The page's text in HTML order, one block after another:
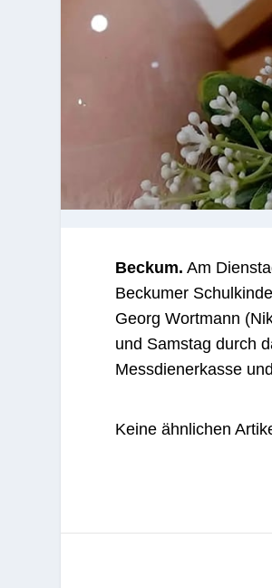
Beckum. Am
Beckumer
Georg Wortmann
und Samstag durch
Messdienerkasse
Keine ähnlichen